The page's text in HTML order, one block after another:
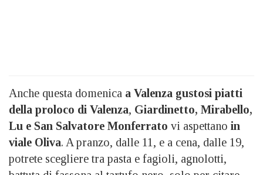
Anche questa domenica a Valenza gustosi piatti
della proloco di Valenza, Giardinetto, Mirabello,
Lu e San Salvatore Monferrato vi aspettano in
viale Oliva. A pranzo, dalle 11, e a cena, dalle 19,
potrete scegliere tra pasta e fagioli, agnolotti,